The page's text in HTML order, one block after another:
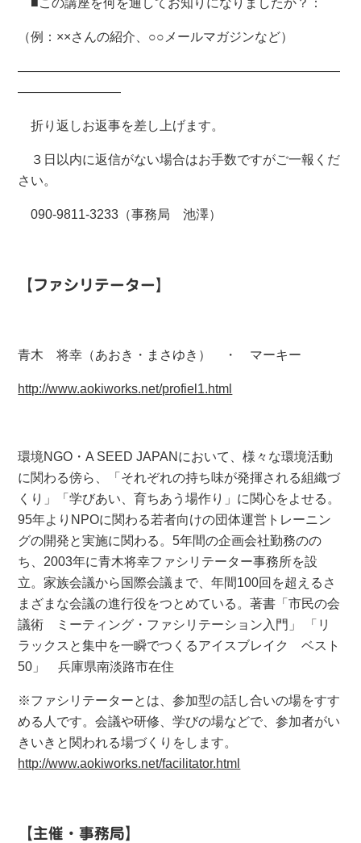
■この講座を何を通してお知りになりましたか？：
（例：××さんの紹介、○○メールマガジンなど）
―――――――――――――――――――――――――
――――――――
折り返しお返事を差し上げます。
３日以内に返信がない場合はお手数ですがご一報くだ
さい。
090-9811-3233（事務局 池澤）
【ファシリテーター】
青木 将幸（あおき・まさゆき） ・ マーキー
http://www.aokiworks.net/profiel1.html
環境NGO・A SEED JAPANにおいて、様々な環境活動
に関わる傍ら、「それぞれの持ち味が発揮される組織づ
くり」「学びあい、育ちあう場作り」に関心をよせる。
95年よりNPOに関わる若者向けの団体運営トレーニン
グの開発と実施に関わる。5年間の企画会社勤務のの
ち、2003年に青木将幸ファシリテーター事務所を設
立。家族会議から国際会議まで、年間100回を超えるさ
まざまな会議の進行役をつとめている。著書「市民の会
議術 ミーティング・ファシリテーション入門」 「リ
ラックスと集中を一瞬でつくるアイスブレイク ベスト
50」 兵庫県南淡路市在住
※ファシリテーターとは、参加型の話し合いの場をすす
める人です。会議や研修、学びの場などで、参加者がい
きいきと関われる場づくりをします。
http://www.aokiworks.net/facilitator.html
【主催・事務局】